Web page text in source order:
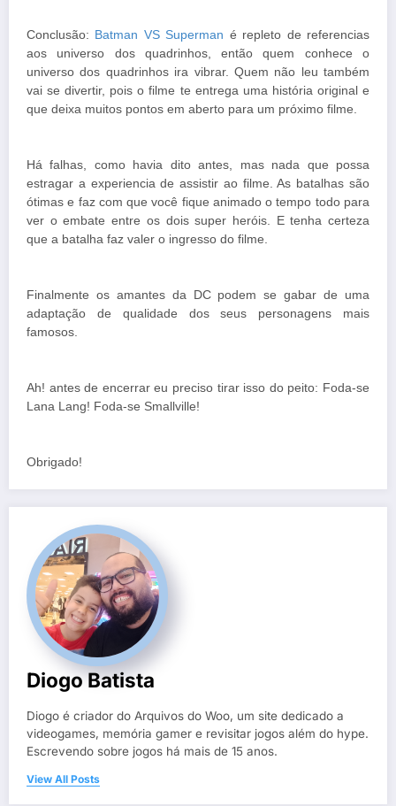
Conclusão: Batman VS Superman é repleto de referencias
aos universo dos quadrinhos, então quem conhece o
universo dos quadrinhos ira vibrar. Quem não leu também
vai se divertir, pois o filme te entrega uma história original e
que deixa muitos pontos em aberto para um próximo filme.
Há falhas, como havia dito antes, mas nada que possa
estragar a experiencia de assistir ao filme. As batalhas são
ótimas e faz com que você fique animado o tempo todo para
ver o embate entre os dois super heróis. E tenha certeza
que a batalha faz valer o ingresso do filme.
Finalmente os amantes da DC podem se gabar de uma
adaptação de qualidade dos seus personagens mais
famosos.
Ah! antes de encerrar eu preciso tirar isso do peito: Foda-se
Lana Lang! Foda-se Smallville!
Obrigado!
Diogo Batista
Diogo é criador do Arquivos do Woo, um site dedicado a
videogames, memória gamer e revisitar jogos além do hype.
Escrevendo sobre jogos há mais de 15 anos.
View All Posts